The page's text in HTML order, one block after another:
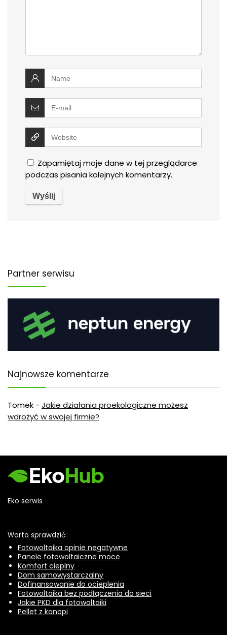
Zapamiętaj moje dane w tej przeglądarce
podczas pisania kolejnych komentarzy.
Partner serwisu
Najnowsze komentarze
Tomek - Jakie działania proekologiczne możesz
wdrożyć w swojej firmie?
Eko serwis
Warto sprawdzić:
Fotowoltaika opinie negatywne
Panele fotowoltaiczne moce
Komfort cieplny
Dom samowystarczalny
Dofinansowanie do ocieplenia
Fotowoltaika bez podłączenia do sieci
Jakie PKD dla fotowoltaiki
Pellet z konopi